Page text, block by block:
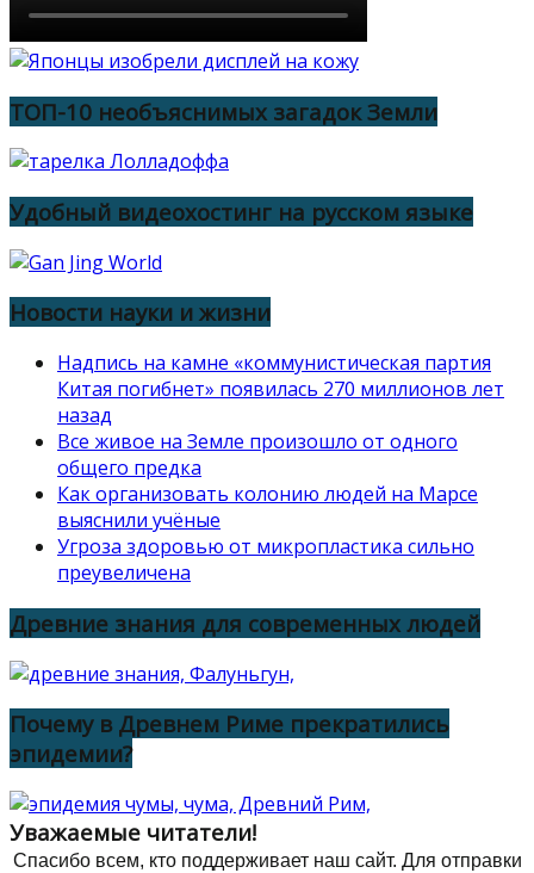
ТОП-10 необъяснимых загадок Земли
Удобный видеохостинг на русском языке
Новости науки и жизни
Надпись на камне «коммунистическая партия
Китая погибнет» появилась 270 миллионов лет
назад
Все живое на Земле произошло от одного
общего предка
Как организовать колонию людей на Марсе
выяснили учёные
Угроза здоровью от микропластика сильно
преувеличена
Древние знания для современных людей
Почему в Древнем Риме прекратились
эпидемии?
Уважаемые читатели!
Спасибо всем, кто поддерживает наш сайт. Для отправки